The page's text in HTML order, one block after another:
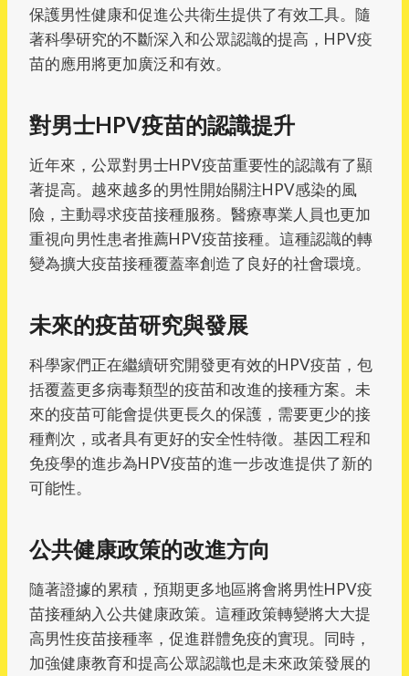
保護男性健康和促進公共衛生提供了有效工具。隨
著科學研究的不斷深入和公眾認識的提高，HPV疫
苗的應用將更加廣泛和有效。
對男士HPV疫苗的認識提升
近年來，公眾對男士HPV疫苗重要性的認識有了顯
著提高。越來越多的男性開始關注HPV感染的風
險，主動尋求疫苗接種服務。醫療專業人員也更加
重視向男性患者推薦HPV疫苗接種。這種認識的轉
變為擴大疫苗接種覆蓋率創造了良好的社會環境。
未來的疫苗研究與發展
科學家們正在繼續研究開發更有效的HPV疫苗，包
括覆蓋更多病毒類型的疫苗和改進的接種方案。未
來的疫苗可能會提供更長久的保護，需要更少的接
種劑次，或者具有更好的安全性特徵。基因工程和
免疫學的進步為HPV疫苗的進一步改進提供了新的
可能性。
公共健康政策的改進方向
隨著證據的累積，預期更多地區將會將男性HPV疫
苗接種納入公共健康政策。這種政策轉變將大大提
高男性疫苗接種率，促進群體免疫的實現。同時，
加強健康教育和提高公眾認識也是未來政策發展的